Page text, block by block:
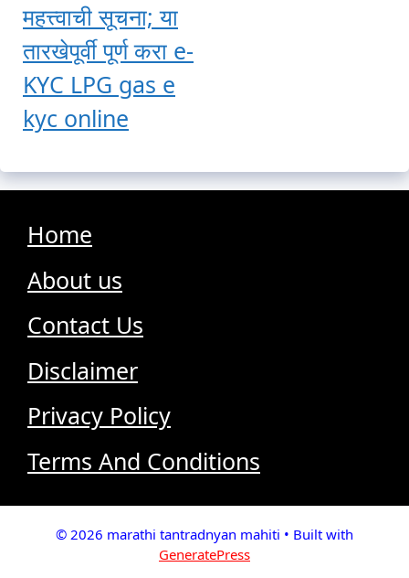
महत्त्वाची सूचना; या
तारखेपूर्वी पूर्ण करा e-
KYC LPG gas e
kyc online
Home
About us
Contact Us
Disclaimer
Privacy Policy
Terms And Conditions
© 2026 marathi tantradnyan mahiti • Built with
GeneratePress